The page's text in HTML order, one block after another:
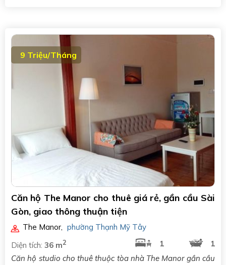
9 Triệu/Tháng
Căn hộ The Manor cho thuê giá rẻ, gần cầu Sài
Gòn, giao thông thuận tiện
The Manor, phường Thạnh Mỹ Tây
Diện tích: 36 m2 1
1
Căn hộ studio cho thuê thuộc tòa nhà The Manor gần cầu